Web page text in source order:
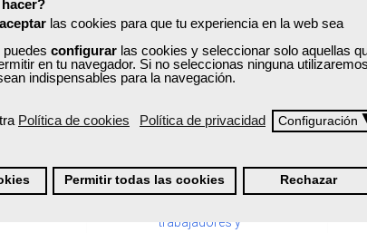
aceptar las cookies para que tu experiencia en la web sea
puedes configurar las cookies y seleccionar solo aquellas
en tu navegador. Si no seleccionas ninguna utilizaremos
indispensables para la navegación.
Política de cookies Política de privacidad Configuración
Permitir todas las cookies Rechazar
II
subvencionada.
trabajadores y
Cursos Femxa
Agile Management